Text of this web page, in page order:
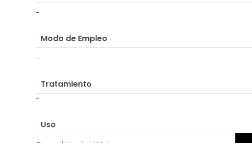
-
Modo de Empleo
-
Tratamiento
-
Uso